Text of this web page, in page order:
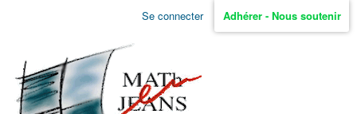
Aller
non
identifié
Se connecter Adhérer - Nous soutenir